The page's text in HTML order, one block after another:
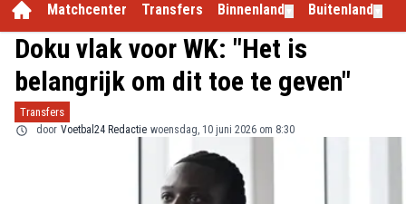
Matchcenter Transfers Binnenland Buitenland
Doku vlak voor WK: "Het is
belangrijk om dit toe te geven"
Transfers
door Voetbal24 Redactie woensdag, 10 juni 2026 om 8:30